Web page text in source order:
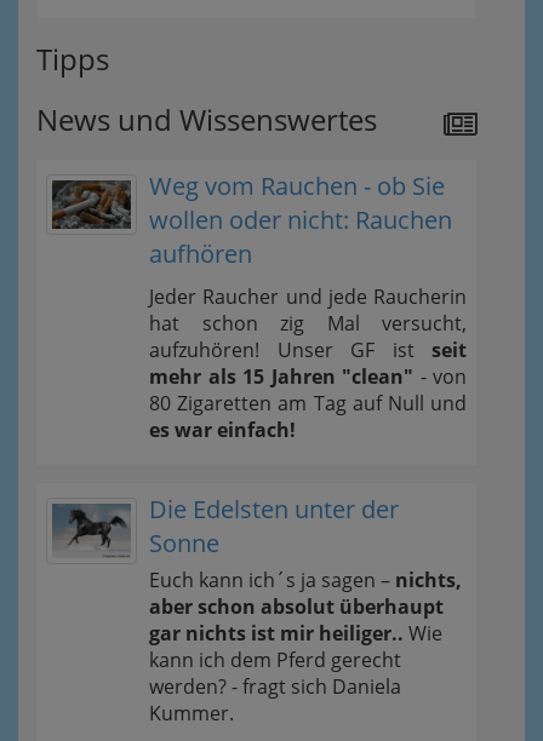
Tipps
News und Wissenswertes
Weg vom Rauchen - ob Sie
wollen oder nicht: Rauchen
aufhören
Jeder Raucher und jede Raucherin
hat schon zig Mal versucht,
aufzuhören! Unser GF ist seit
mehr als 15 Jahren "clean" - von
80 Zigaretten am Tag auf Null und
es war einfach!
Die Edelsten unter der
Sonne
Euch kann ich´s ja sagen – nichts,
aber schon absolut überhaupt
gar nichts ist mir heiliger.. Wie
kann ich dem Pferd gerecht
werden? - fragt sich Daniela
Kummer.